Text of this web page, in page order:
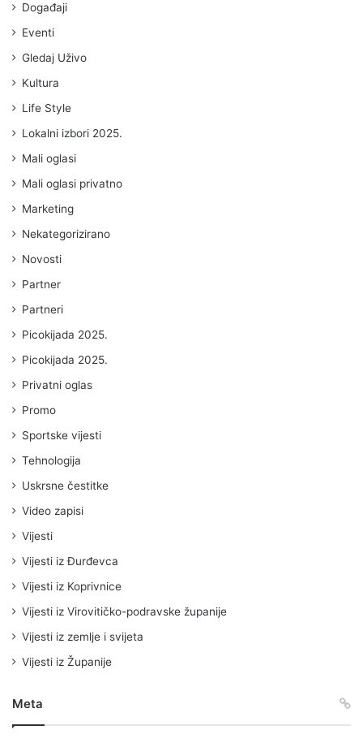
Događaji
Eventi
Gledaj Uživo
Kultura
Life Style
Lokalni izbori 2025.
Mali oglasi
Mali oglasi privatno
Marketing
Nekategorizirano
Novosti
Partner
Partneri
Picokijada 2025.
Picokijada 2025.
Privatni oglas
Promo
Sportske vijesti
Tehnologija
Uskrsne čestitke
Video zapisi
Vijesti
Vijesti iz Đurđevca
Vijesti iz Koprivnice
Vijesti iz Virovitičko-podravske županije
Vijesti iz zemlje i svijeta
Vijesti iz Županije
Meta